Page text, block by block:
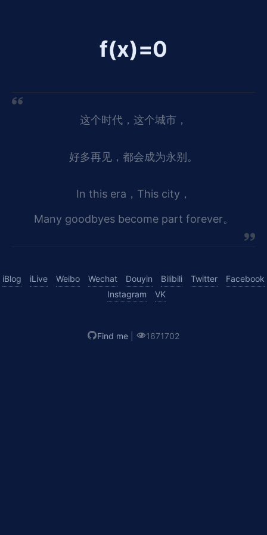
f(x)=0
这个时代，这个城市，
好多再见，都会成为永别。
In this era，This city，
Many goodbyes become part forever。
iBlog iLive Weibo Wechat Douyin Bilibili Twitter
Facebook
Instagram
VK
Find me 1671702